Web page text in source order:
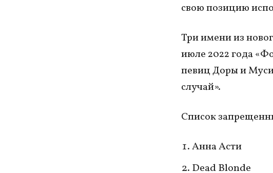
свою позицию
Три имени из
июле 2022 года
певиц Доры и
случай».
Список
Анна Асти
Dead Blonde